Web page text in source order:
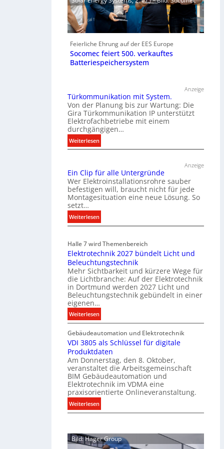
Feierliche Ehrung auf der EES Europe
Socomec feiert 500. verkauftes
Batteriespeichersystem
Anzeige
Türkommunikation mit System.
Von der Planung bis zur Wartung: Die
Gira Türkommunikation IP unterstützt
Elektrofachbetriebe mit einem
durchgängigen…
Weiterlesen:
T
r
k
o
m
u
n
k
a
t
i
o
n
t
S
y
s
t
e
m
.
Anzeige
Ein Clip für alle Untergründe
Wer Elektroinstallationsrohre sauber
befestigen will, braucht nicht für jede
Montagesituation eine neue Lösung. So
setzt…
Weiterlesen:
E
n
C
l
i
p
f
a
l
e
U
n
t
e
r
g
n
d
Halle 7 wird Themenbereich
Elektrotechnik 2027 bündelt Licht und
Beleuchtungstechnik
Mehr Sichtbarkeit und kürzere Wege für
die Lichtbranche: Auf der Elektrotechnik
in Dortmund werden 2027 Licht und
Beleuchtungstechnik gebündelt in einer
eigenen…
Weiterlesen:
E
l
e
k
t
r
o
t
e
c
i
k
Gebäudeautomation und Elektrotechnik
VDI 3805 als Schlüssel für digitale
Produktdaten
Am Donnerstag, den 8. Oktober,
veranstaltet die Arbeitsgemeinschaft
BIM Gebäudeautomation und
Elektrotechnik im VDMA eine
praxisorientierte Onlineveranstaltung.
Weiterlesen:
V
3
Bild: Hager Group